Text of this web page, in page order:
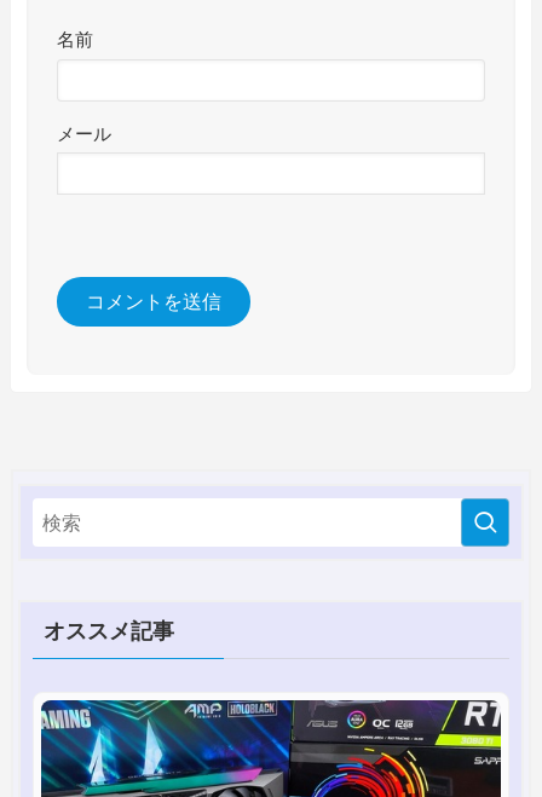
名前
メール
オススメ記事